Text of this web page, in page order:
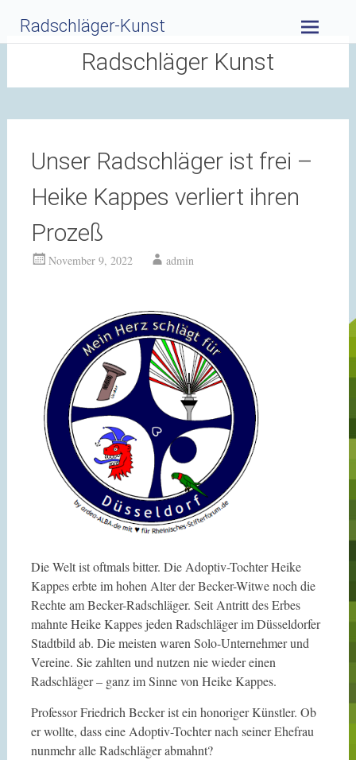
Inhalt
springen
Radschläger-Kunst
Radschläger Kunst
Unser Radschläger ist frei –
Heike Kappes verliert ihren
Prozeß
November 9, 2022 admin
Die Welt ist oftmals bitter. Die Adoptiv-Tochter Heike
Kappes erbte im hohen Alter der Becker-Witwe noch die
Rechte am Becker-Radschläger. Seit Antritt des Erbes
mahnte Heike Kappes jeden Radschläger im Düsseldorfer
Stadtbild ab. Die meisten waren Solo-Unternehmer und
Vereine. Sie zahlten und nutzen nie wieder einen
Radschläger – ganz im Sinne von Heike Kappes.
Professor Friedrich Becker ist ein honoriger Künstler. Ob
er wollte, dass eine Adoptiv-Tochter nach seiner Ehefrau
nunmehr alle Radschläger abmahnt?